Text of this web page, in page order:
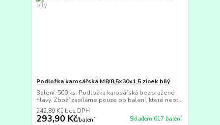
Podložka karosářská M8/8,5x30x1,5 zinek bílý
Balení: 500 ks. Podložka karosářská bez sražené
hlavy. Zboží zasíláme pouze po balení, které neot...
293,90 Kč/balení
242,89 Kč bez DPH
Skladem 617 balení